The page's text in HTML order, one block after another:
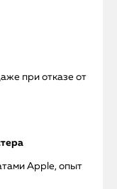
при отказе от
Apple, опыт